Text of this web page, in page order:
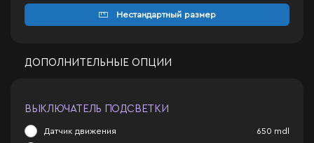
Нестандартный размер
ДОПОЛНИТЕЛЬНЫЕ ОПЦИИ
ВЫКЛЮЧАТЕЛЬ ПОДСВЕТКИ
Датчик движения 650 mdl